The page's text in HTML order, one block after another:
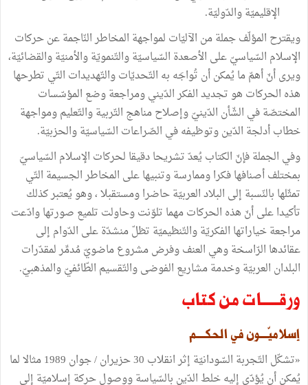
الإقليميّة والدّوليّة.
ويقترح المؤلّف جملة من الآليّات لمواجهة المخاطر النّاجمة عن حركات
الإسلام السّياسيّ على الأصعدة السّياسيّة والتّنمويّة والأمنيّة والقضائيّة،
ويرى أنّ أهمّ ما يُمكن أن تُواجَه به التّحديّات والتّهديدات التّي تطرحها
هذه الحركات هو تجديد الفكر الدّيني ومراجعة وضع المؤسّسات
المختصّة في الشّأن الدّينيّ وإصلاح مناهج التّربية والتّعليم ومواجهة
خطاب أدلجة الدّين وتوظيفه في الصّراعات السّياسيّة والحزبيّة.
وفي الجملة فإنّ الكتاب يُعدّ تشريحا دقيقا لحركات الإسلام السّياسيّ
بمختلف أصنافها فكرا وممارسة وتنبيها على المخاطر الجسيمة التّي
تمثّلها بالنّسبة إلى البلاد العربيّة حاضرا ومستقبلا ، وهو يُعتبر كذلك
تأكيدا على أنّ هذه الحركات مهما تلوّنت وحاولت تلميع صورتها وادّعت
مراجعة خياراتها الفكريّة والتّنظيميّة تظلّ منشدّة على الدّوام إلى
عقائدها الرّاسخة وهي العنف وفرض مشروع ماضويّ مُدمِّر لمقدّرات
البلدان العربيّة وخدمة مشاريع الفوضى والتّقسيم الطّائفيّ والمذهبيّ.
ورقــــــات من كتاب
إسلاميّــــون في الحكــــم
«تشكّل التّجربة السّودانيّة إثر انقلاب 30 حزيران / جوان 1989 مثالا لما
يُمكن أن يُؤدّي إليه خلط الدّين بالسّياسة ووصول حركة إسلاميّة إلى